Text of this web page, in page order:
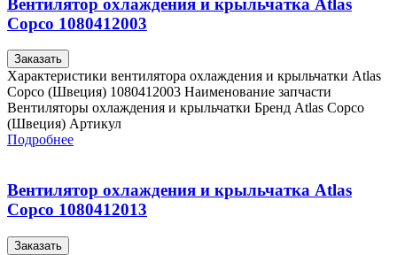
Copco 1080412003
Заказать
Характеристики вентилятора охлаждения и крыльчатки Atlas
Copco (Швеция) 1080412003 Наименование запчасти
Вентиляторы охлаждения и крыльчатки Бренд Atlas Copco
(Швеция) Артикул
Подробнее
Вентилятор охлаждения и крыльчатка Atlas
Copco 1080412013
Заказать